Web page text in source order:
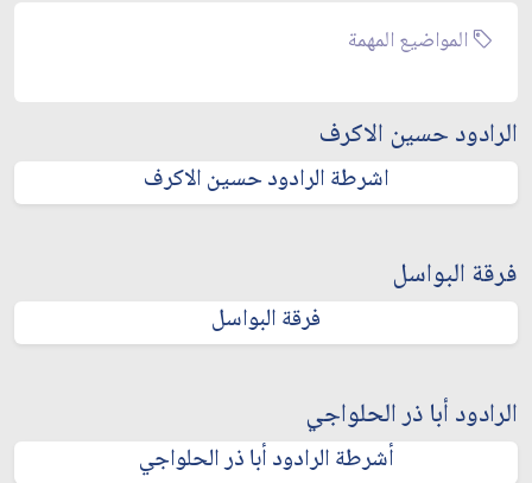
المواضيع المهمة
الرادود حسين الاكرف
اشرطة الرادود حسين الاكرف
فرقة البواسل
فرقة البواسل
الرادود أبا ذر الحلواجي
أشرطة الرادود أبا ذر الحلواجي